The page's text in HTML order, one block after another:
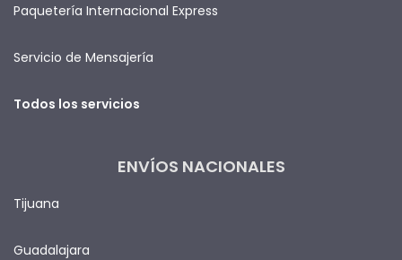
Paquetería Internacional Express
Servicio de Mensajería
Todos los servicios
ENVÍOS NACIONALES
Tijuana
Guadalajara